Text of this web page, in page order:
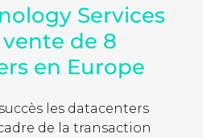
Services
de 8
en Europe
les datacenters
de la transaction